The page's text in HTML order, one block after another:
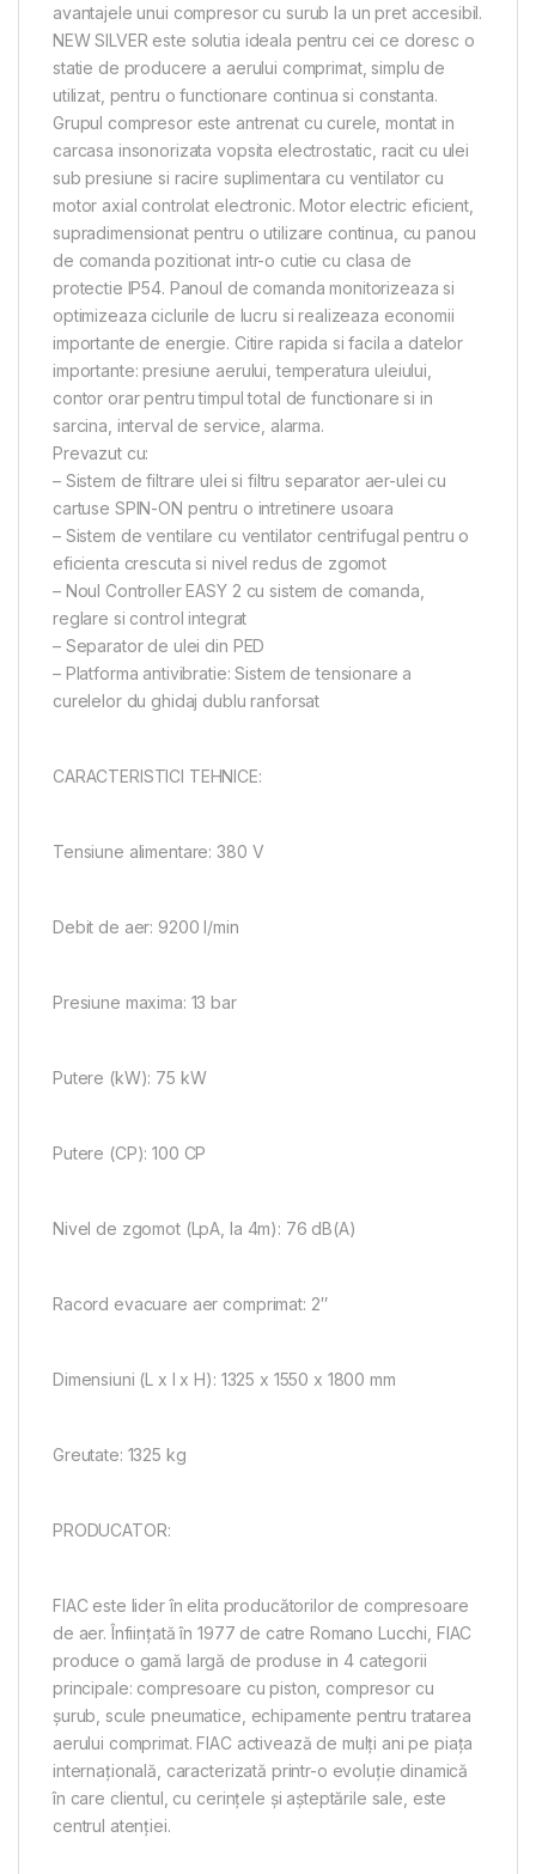
avantajele unui compresor cu surub la un pret accesibil.
NEW SILVER este solutia ideala pentru cei ce doresc o
statie de producere a aerului comprimat, simplu de
utilizat, pentru o functionare continua si constanta.
Grupul compresor este antrenat cu curele, montat in
carcasa insonorizata vopsita electrostatic, racit cu ulei
sub presiune si racire suplimentara cu ventilator cu
motor axial controlat electronic. Motor electric eficient,
supradimensionat pentru o utilizare continua, cu panou
de comanda pozitionat intr-o cutie cu clasa de
protectie IP54. Panoul de comanda monitorizeaza si
optimizeaza ciclurile de lucru si realizeaza economii
importante de energie. Citire rapida si facila a datelor
importante: presiune aerului, temperatura uleiului,
contor orar pentru timpul total de functionare si in
sarcina, interval de service, alarma.
Prevazut cu:
– Sistem de filtrare ulei si filtru separator aer-ulei cu
cartuse SPIN-ON pentru o intretinere usoara
– Sistem de ventilare cu ventilator centrifugal pentru o
eficienta crescuta si nivel redus de zgomot
– Noul Controller EASY 2 cu sistem de comanda,
reglare si control integrat
– Separator de ulei din PED
– Platforma antivibratie: Sistem de tensionare a
curelelor du ghidaj dublu ranforsat
CARACTERISTICI TEHNICE:
Tensiune alimentare: 380 V
Debit de aer: 9200 l/min
Presiune maxima: 13 bar
Putere (kW): 75 kW
Putere (CP): 100 CP
Nivel de zgomot (LpA, la 4m): 76 dB(A)
Racord evacuare aer comprimat: 2″
Dimensiuni (L x l x H): 1325 x 1550 x 1800 mm
Greutate: 1325 kg
PRODUCATOR:
FIAC este lider în elita producătorilor de compresoare
de aer. Înființată în 1977 de catre Romano Lucchi, FIAC
produce o gamă largă de produse in 4 categorii
principale: compresoare cu piston, compresor cu
șurub, scule pneumatice, echipamente pentru tratarea
aerului comprimat. FIAC activează de mulți ani pe piața
internațională, caracterizată printr-o evoluție dinamică
în care clientul, cu cerințele și așteptările sale, este
centrul atenției.